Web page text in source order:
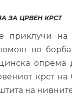
ЗА ЦРВЕН КРСТ
на
во
опрема
крст на
на